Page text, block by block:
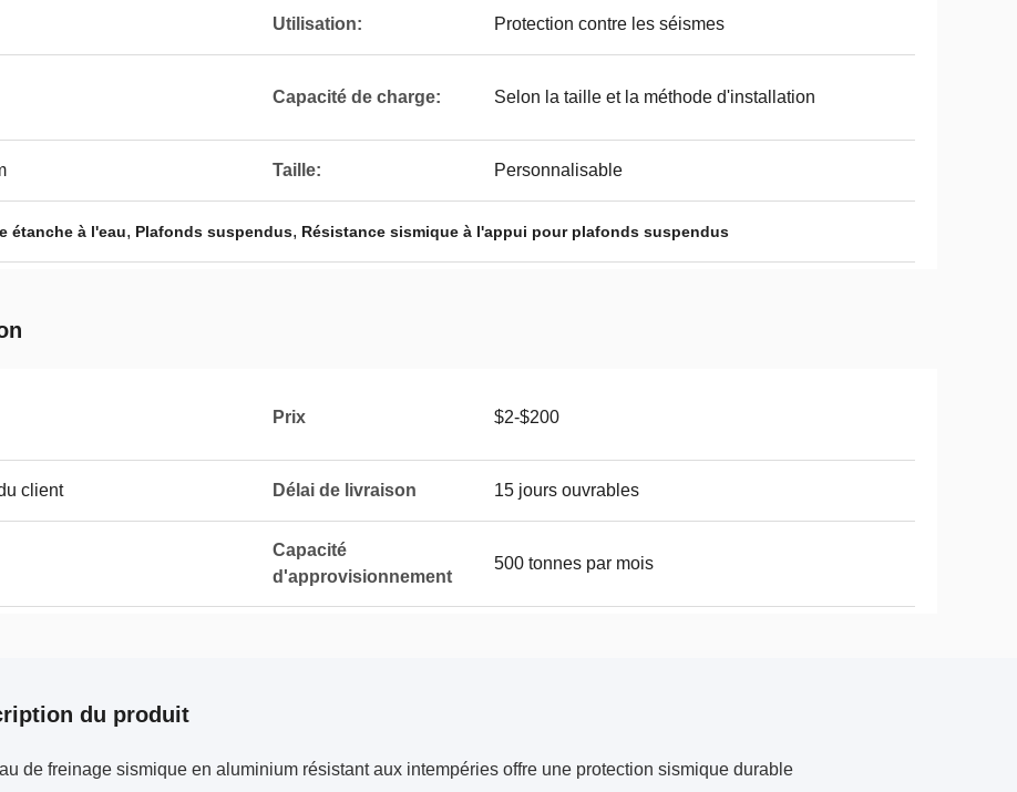
Utilisation: Protection contre les séismes
Capacité de charge: Selon la taille et la méthode d'installation
Taille: Personnalisable
étanche à l'eau, Plafonds suspendus, Résistance sismique à l'appui pour plafonds suspendus
Prix $2-$200
client Délai de livraison 15 jours ouvrables
Capacité
d'approvisionnement
500 tonnes par mois
du produit
de freinage sismique en aluminium résistant aux intempéries offre une protection sismique durable